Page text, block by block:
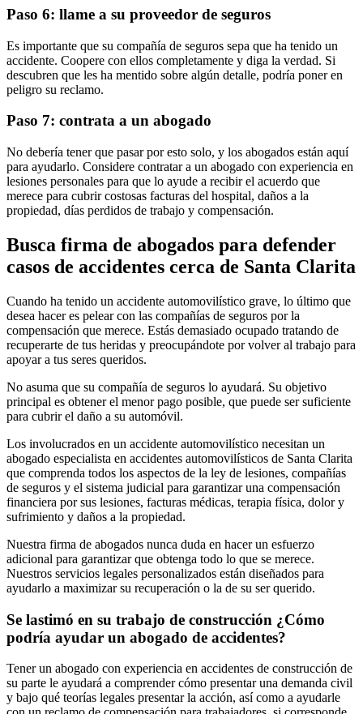
Paso 6: llame a su proveedor de seguros
Es importante que su compañía de seguros sepa que ha tenido un
accidente. Coopere con ellos completamente y diga la verdad. Si
descubren que les ha mentido sobre algún detalle, podría poner en
peligro su reclamo.
Paso 7: contrata a un abogado
No debería tener que pasar por esto solo, y los abogados están aquí
para ayudarlo. Considere contratar a un abogado con experiencia en
lesiones personales para que lo ayude a recibir el acuerdo que
merece para cubrir costosas facturas del hospital, daños a la
propiedad, días perdidos de trabajo y compensación.
Busca firma de abogados para defender
casos de accidentes cerca de Santa Clarita
Cuando ha tenido un accidente automovilístico grave, lo último que
desea hacer es pelear con las compañías de seguros por la
compensación que merece. Estás demasiado ocupado tratando de
recuperarte de tus heridas y preocupándote por volver al trabajo para
apoyar a tus seres queridos.
No asuma que su compañía de seguros lo ayudará. Su objetivo
principal es obtener el menor pago posible, que puede ser suficiente
para cubrir el daño a su automóvil.
Los involucrados en un accidente automovilístico necesitan un
abogado especialista en accidentes automovilísticos de Santa Clarita
que comprenda todos los aspectos de la ley de lesiones, compañías
de seguros y el sistema judicial para garantizar una compensación
financiera por sus lesiones, facturas médicas, terapia física, dolor y
sufrimiento y daños a la propiedad.
Nuestra firma de abogados nunca duda en hacer un esfuerzo
adicional para garantizar que obtenga todo lo que se merece.
Nuestros servicios legales personalizados están diseñados para
ayudarlo a maximizar su recuperación o la de su ser querido.
Se lastimó en su trabajo de construcción ¿Cómo
podría ayudar un abogado de accidentes?
Tener un abogado con experiencia en accidentes de construcción de
su parte le ayudará a comprender cómo presentar una demanda civil
y bajo qué teorías legales presentar la acción, así como a ayudarle